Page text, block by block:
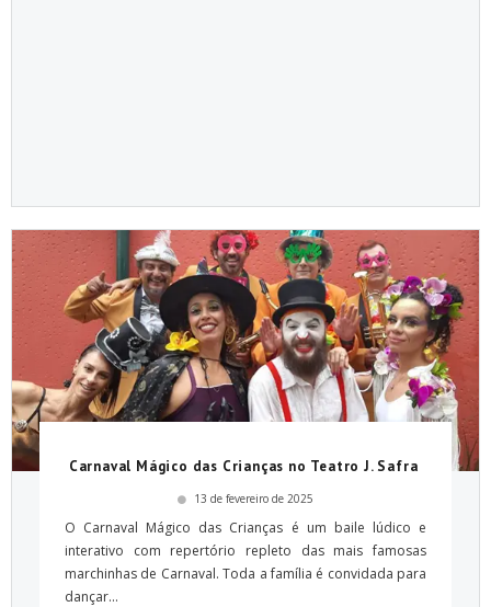
Carnaval Mágico das Crianças no Teatro J. Safra
13 de fevereiro de 2025
O Carnaval Mágico das Crianças é um baile lúdico e
interativo com repertório repleto das mais famosas
marchinhas de Carnaval. Toda a família é convidada para
dançar...